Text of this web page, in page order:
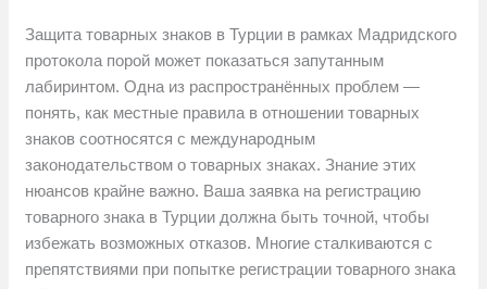
Защита товарных знаков в Турции в рамках Мадридского
протокола порой может показаться запутанным
лабиринтом. Одна из распространённых проблем —
понять, как местные правила в отношении товарных
знаков соотносятся с международным
законодательством о товарных знаках. Знание этих
нюансов крайне важно. Ваша заявка на регистрацию
товарного знака в Турции должна быть точной, чтобы
избежать возможных отказов. Многие сталкиваются с
препятствиями при попытке регистрации товарного знака